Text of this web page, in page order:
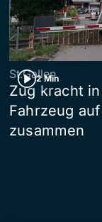
2 Min
St.Gallen
Zug kracht
Fahrzeug
zusammen